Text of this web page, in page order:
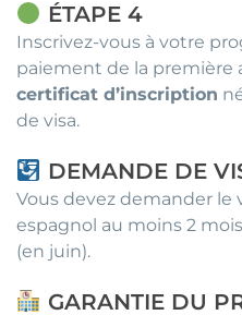
ÉTAPE 4
Inscrivez-vous à votre
paiement de la première
certificat d’inscription
de visa.
DEMANDE DE
Vous devez demander le
espagnol au moins 2
(en juin).
GARANTIE DU